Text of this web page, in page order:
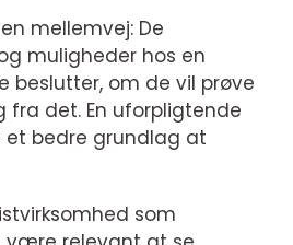
mellemvej: De
muligheder hos en
beslutter, om de vil prøve
fra det. En uforpligtende
et bedre grundlag at
som